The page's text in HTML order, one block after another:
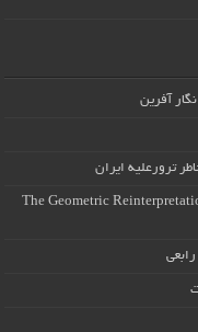
آفرین
ترورعلیه ایران
The Geometric